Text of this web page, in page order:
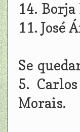
14.
11. José
Se
5.
Morais.